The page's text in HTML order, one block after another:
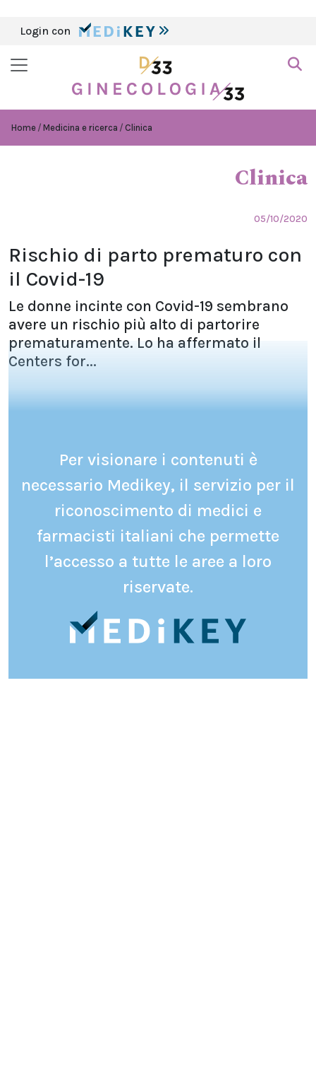
Login con
Home Medicina e ricerca Clinica
Clinica
05/10/2020
Rischio di parto prematuro con
il Covid-19
Le donne incinte con Covid-19 sembrano
avere un rischio più alto di partorire
prematuramente. Lo ha affermato il
Centers for...
Per visionare i contenuti è
necessario Medikey, il servizio per il
riconoscimento di medici e
farmacisti italiani che permette
l’accesso a tutte le aree a loro
riservate.